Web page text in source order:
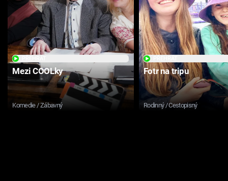
Mezi COOLky
Komedie / Zábavný
Fotr na tripu
Rodinný / Cestopisný